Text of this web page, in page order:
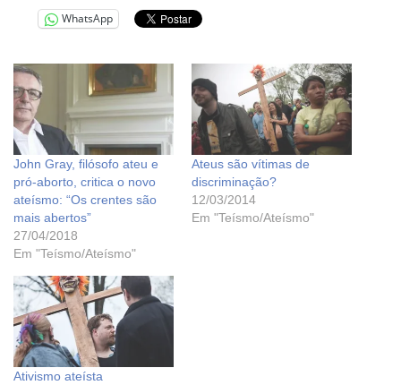
WhatsApp
John Gray, filósofo ateu e
pró-aborto, critica o novo
ateísmo: “Os crentes são
mais abertos”
27/04/2018
Em "Teísmo/Ateísmo"
Ateus são vítimas de
discriminação?
12/03/2014
Em "Teísmo/Ateísmo"
Ativismo ateísta